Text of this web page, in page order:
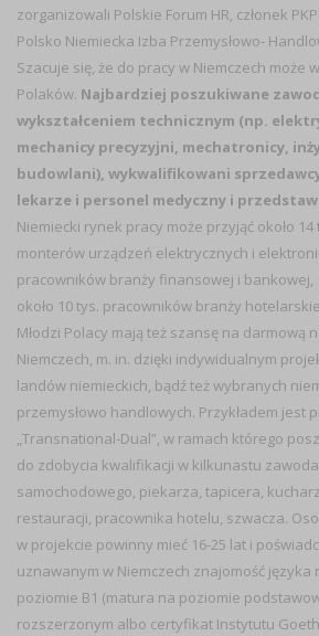
zorganizowali Polskie Forum HR, członek
Polsko Niemiecka Izba Przemysłowo-
Szacuje się, że do pracy w Niemczech może
Polaków. Najbardziej poszukiwane
wykształceniem technicznym (np.
mechanicy precyzyjni, mechatronicy,
budowlani), wykwalifikowani
lekarze i personel medyczny i
Niemiecki rynek pracy może przyjąć około
monterów urządzeń elektrycznych i
pracowników branży finansowej i bankowej,
około 10 tys. pracowników branży
Młodzi Polacy mają też szansę na darmową
Niemczech, m. in. dzięki indywidualnym
landów niemieckich, bądź też wybranych
przemysłowo handlowych. Przykładem jest
„Transnational-Dual”, w ramach którego
do zdobycia kwalifikacji w kilkunastu
samochodowego, piekarza, tapicera,
restauracji, pracownika hotelu, szwacza.
w projekcie powinny mieć 16-25 lat i
uznawanym w Niemczech znajomość języka
poziomie B1 (matura na poziomie
rozszerzonym albo certyfikat Instytutu